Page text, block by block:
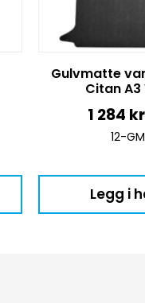
Gulvmatte
Citan A3
1 284 kr
12-
Legg i